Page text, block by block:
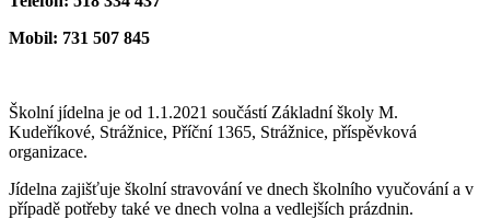
Mobil: 731 507 845
Školní jídelna je od 1.1.2021 součástí Základní školy M.
Kudeříkové, Strážnice, Příční 1365, Strážnice, příspěvková
organizace.
Jídelna zajišťuje školní stravování ve dnech školního vyučování a v
případě potřeby také ve dnech volna a vedlejších prázdnin.